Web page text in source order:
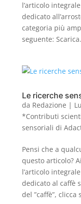
l’articolo
dedicato
categoria più
seguente:
Le ricerche
da Redazione |
*Contributi
sensoriali di
Pensi che a
questo articolo?
l’articolo
dedicato al caffè
del ”caffè”,